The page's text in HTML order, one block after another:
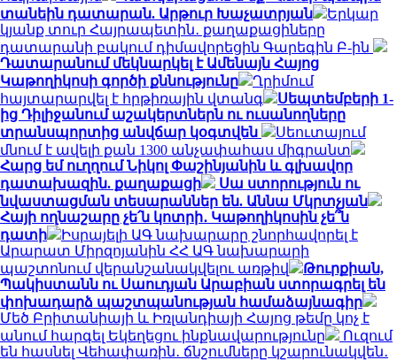
տանեին դատարան. Արթուր Խաչատրյան
Երկար
կյանք տուր Հայրապետին․ քաղաքացիները
դատարանի բակում դիմավորեցին Գարեգին Բ-ին
Դատարանում մեկնարկել է Ամենայն Հայոց
Կաթողիկոսի գործի քննությունը
Ղրիմում
հայտարարվել է հրթիռային վտանգ
Սեպտեմբերի 1-
ից Դիլիջանում աշակերտներն ու ուսանողները
տրանսպորտից անվճար կօգտվեն
Սեուտայում
մնում է ավելի քան 1300 անչափահաս միգրանտ
Հարց եմ ուղղում Նիկոլ Փաշինյանին և գլխավոր
դատախազին. քաղաքացի
Սա ստորություն ու
նվաստացման տեսարաններ են. Աննա Մկրտչյան
Հայի ողնաշարը չե՛ն կոտրի․ Կաթողիկոսին չե՞ն
դատի
Իսրայելի ԱԳ նախարարը շնորհավորել է
Արարատ Միրզոյանին ՀՀ ԱԳ նախարարի
պաշտոնում վերանշանակվելու առթիվ
Թուրքիան,
Պակիստանն ու Սաուդյան Արաբիան ստորագրել են
փոխադարձ պաշտպանության համաձայնագիր
Մեծ Բրիտանիայի և Իռլանդիայի Հայոց թեմը կոչ է
անում հարգել Եկեղեցու ինքնավարությունը
Ուզում
են հասնել Վեհափառին․ ճնշումները կշարունակվեն․